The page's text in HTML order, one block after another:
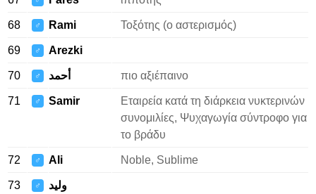
68 ♂ Rami Τοξότης (ο αστερισμός)
69 ♂ Arezki
70 ♂ أحمد πιο αξιέπαινο
71 ♂ Samir
Εταιρεία κατά τη διάρκεια νυκτερινών
συνομιλίες, Ψυχαγωγία σύντροφο για
το βράδυ
72 ♂ Ali Noble, Sublime
73 ♂ وليد